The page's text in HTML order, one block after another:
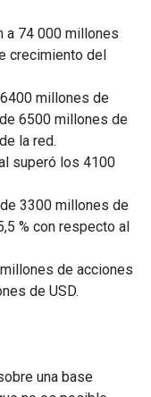
a 74 000 millones
crecimiento del
millones de
6500 millones de
la red.
superó los 4100
3300 millones de
% con respecto al
de acciones
de USD.
una base